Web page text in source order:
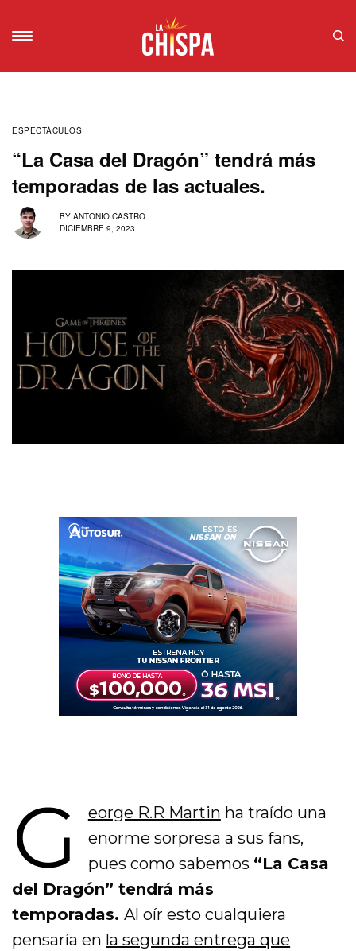
ESPECTÁCULOS
“La Casa del Dragón” tendrá más
temporadas de las actuales.
BY ANTONIO CASTRO
DICIEMBRE 9, 2023
G eorge R.R Martin ha traído una
enorme sorpresa a sus fans,
pues como sabemos “La Casa
del Dragón” tendrá más
temporadas.Al oír esto cualquiera
pensaría en la segunda entrega que